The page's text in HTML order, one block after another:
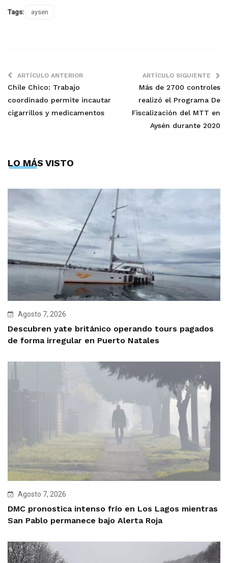
Tags: aysen
ARTÍCULO ANTERIOR
Chile Chico: Trabajo
coordinado permite incautar
cigarrillos y medicamentos
ARTÍCULO SIGUIENTE
Más de 2700 controles
realizó el Programa De
Fiscalización del MTT en
Aysén durante 2020
LO MÁS VISTO
Agosto 7, 2026
Descubren yate británico operando tours pagados
de forma irregular en Puerto Natales
Agosto 7, 2026
DMC pronostica intenso frío en Los Lagos mientras
San Pablo permanece bajo Alerta Roja